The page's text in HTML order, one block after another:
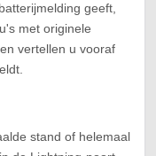
geeft,
met originele
vertellen u vooraf
stand of helemaal